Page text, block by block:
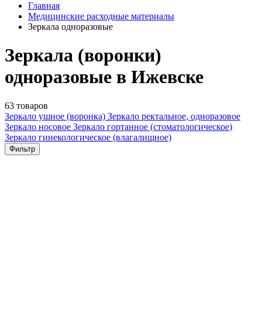
Главная
Медицинские расходные материалы
Зеркала одноразовые
Зеркала (воронки)
одноразовые в Ижевске
63 товаров
Зеркало ушное (воронка) Зеркало ректальное, одноразовое
Зеркало носовое Зеркало гортанное (стоматологическое)
Зеркало гинекологическое (влагалищное)
Фильтр